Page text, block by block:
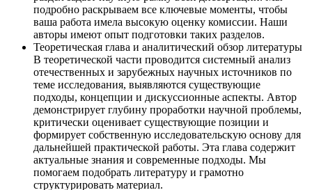
подробно раскрываем все ключевые моменты, чтобы
ваша работа имела высокую оценку комиссии. Наши
авторы имеют опыт подготовки таких разделов.
Теоретическая глава и аналитический обзор литературы
В теоретической части проводится системный анализ
отечественных и зарубежных научных источников по
теме исследования, выявляются существующие
подходы, концепции и дискуссионные аспекты. Автор
демонстрирует глубину проработки научной проблемы,
критически оценивает существующие позиции и
формирует собственную исследовательскую основу для
дальнейшей практической работы. Эта глава содержит
актуальные знания и современные подходы. Мы
помогаем подобрать литературу и грамотно
структурировать материал.